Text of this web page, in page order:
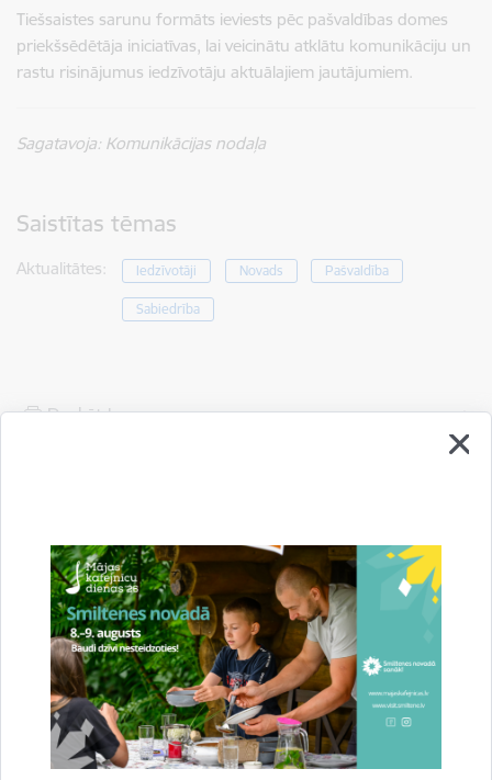
Tiešsaistes sarunu formāts ieviests pēc pašvaldības domes
priekšsēdētāja iniciatīvas, lai veicinātu atklātu komunikāciju un
rastu risinājumus iedzīvotāju aktuālajiem jautājumiem.
Sagatavoja: Komunikācijas nodaļa
Saistītas tēmas
Aktualitātes: Iedzīvotāji Novads Pašvaldība
Sabiedrība
Drukāt lapu